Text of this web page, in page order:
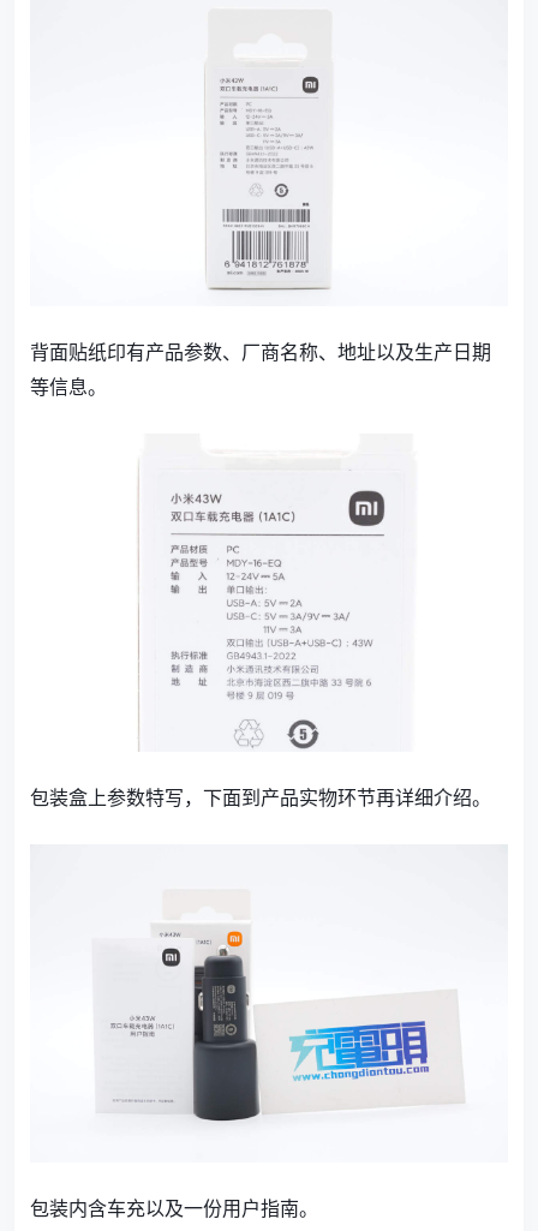
背面贴纸印有产品参数、厂商名称、地址以及生产日期
等信息。
包装盒上参数特写，下面到产品实物环节再详细介绍。
包装内含车充以及一份用户指南。